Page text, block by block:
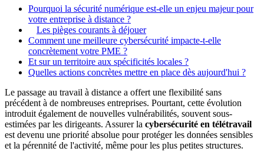
Pourquoi la sécurité numérique est-elle un enjeu majeur pour
votre entreprise à distance ?
Les pièges courants à déjouer
Comment une meilleure cybersécurité impacte-t-elle
concrètement votre PME ?
Et sur un territoire aux spécificités locales ?
Quelles actions concrètes mettre en place dès aujourd'hui ?
Le passage au travail à distance a offert une flexibilité sans
précédent à de nombreuses entreprises. Pourtant, cette évolution
introduit également de nouvelles vulnérabilités, souvent sous-
estimées par les dirigeants. Assurer la cybersécurité en télétravail
est devenu une priorité absolue pour protéger les données sensibles
et la pérennité de l'activité, même pour les plus petites structures.